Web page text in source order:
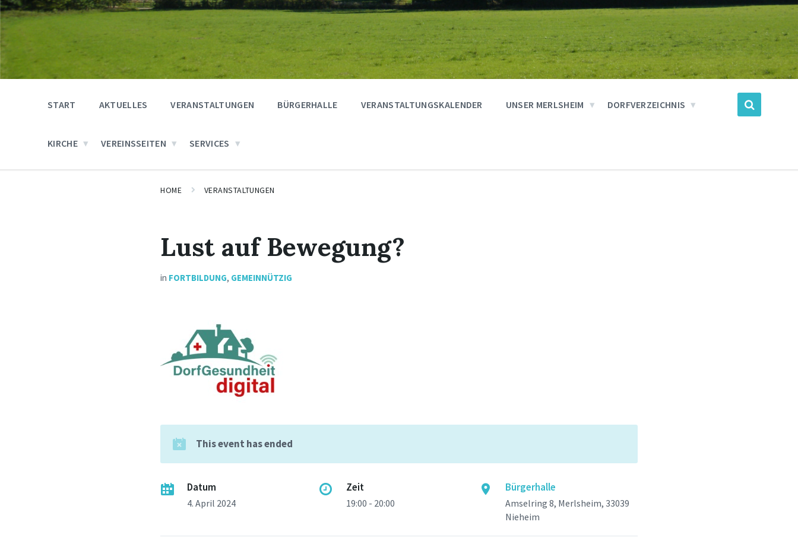
START AKTUELLES VERANSTALTUNGEN BÜRGERHALLE VERANSTALTUNGSKALENDER UNSER MERLSHEIM DORFVERZEICHNIS
KIRCHE VEREINSSEITEN SERVICES
HOME VERANSTALTUNGEN
Lust auf Bewegung?
in FORTBILDUNG, GEMEINNÜTZIG
This event has ended
Datum
4. April 2024
Zeit
19:00 - 20:00
Bürgerhalle
Amselring 8, Merlsheim, 33039
Nieheim